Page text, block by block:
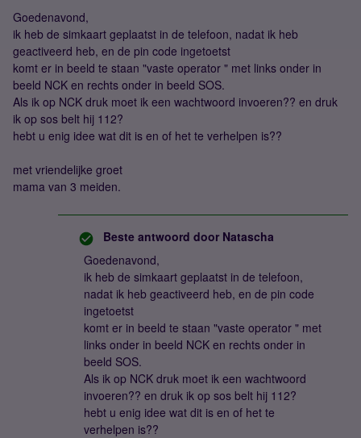
Goedenavond,
ik heb de simkaart geplaatst in de telefoon, nadat ik heb
geactiveerd heb, en de pin code ingetoetst
komt er in beeld te staan "vaste operator " met links onder in
beeld NCK en rechts onder in beeld SOS.
Als ik op NCK druk moet ik een wachtwoord invoeren?? en druk
ik op sos belt hij 112?
hebt u enig idee wat dit is en of het te verhelpen is??
met vriendelijke groet
mama van 3 meiden.
Beste antwoord door Natascha
Goedenavond,
ik heb de simkaart geplaatst in de telefoon,
nadat ik heb geactiveerd heb, en de pin code
ingetoetst
komt er in beeld te staan "vaste operator " met
links onder in beeld NCK en rechts onder in
beeld SOS.
Als ik op NCK druk moet ik een wachtwoord
invoeren?? en druk ik op sos belt hij 112?
hebt u enig idee wat dit is en of het te
verhelpen is??